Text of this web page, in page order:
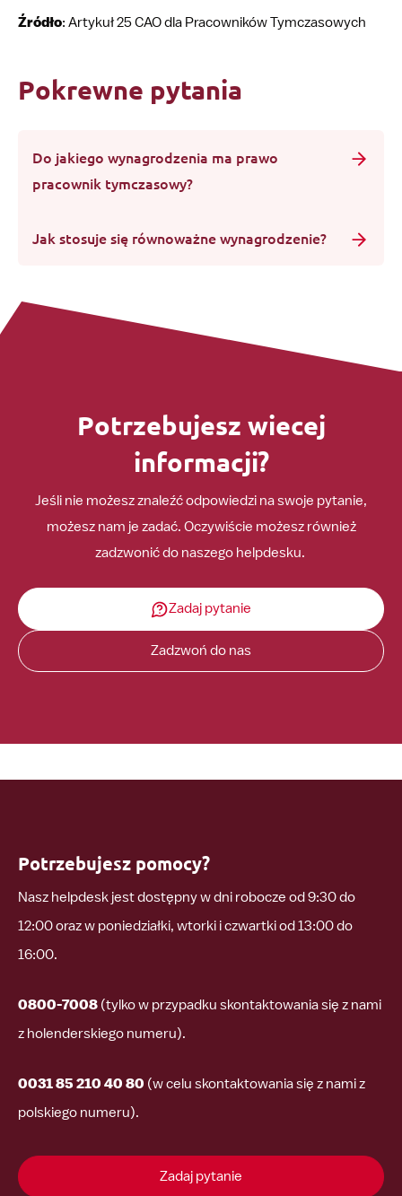
Źródło: Artykuł 25 CAO dla Pracowników Tymczasowych
Pokrewne pytania
Do jakiego wynagrodzenia ma prawo
pracownik tymczasowy?
Jak stosuje się równoważne wynagrodzenie?
Potrzebujesz wiecej
informacji?
Jeśli nie możesz znaleźć odpowiedzi na swoje pytanie,
możesz nam je zadać. Oczywiście możesz również
zadzwonić do naszego helpdesku.
Zadaj pytanie
Zadzwoń do nas
Potrzebujesz pomocy?
Nasz helpdesk jest dostępny w dni robocze od 9:30 do
12:00 oraz w poniedziałki, wtorki i czwartki od 13:00 do
16:00.
0800-7008 (tylko w przypadku skontaktowania się z nami
z holenderskiego numeru).
0031 85 210 40 80 (w celu skontaktowania się z nami z
polskiego numeru).
Zadaj pytanie